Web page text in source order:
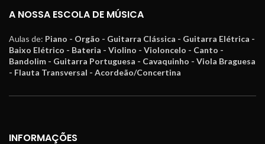
A NOSSA ESCOLA DE MÚSICA
Aulas de: Piano - Orgão - Guitarra Clássica - Guitarra Elétrica -
Baixo Elétrico - Bateria - Violino - Violoncelo - Canto -
Bandolim - Guitarra Portuguesa - Cavaquinho - Viola Braguesa
- Flauta Transversal - Acordeão/Concertina
INFORMAÇÕES